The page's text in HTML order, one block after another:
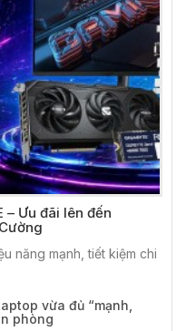
– Ưu đãi lên đến
năng mạnh, tiết kiệm chi
vừa đủ “mạnh,
phòng